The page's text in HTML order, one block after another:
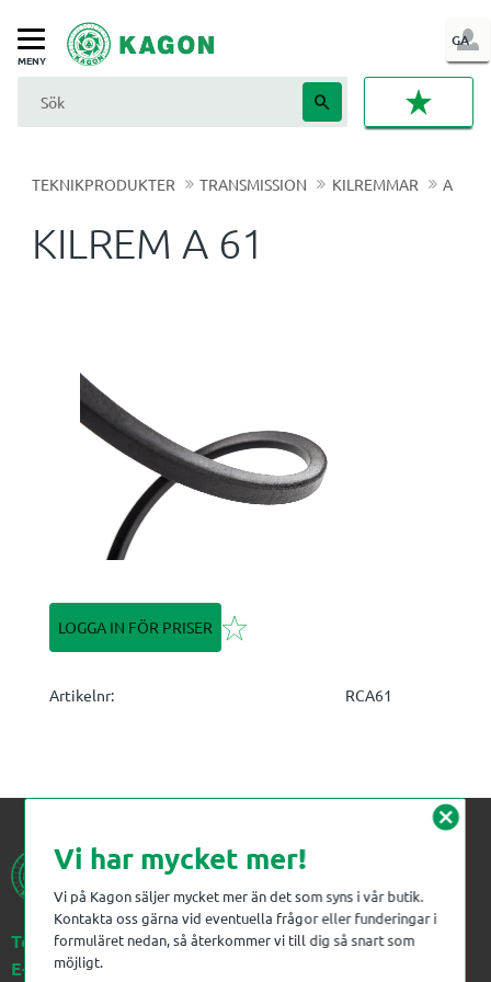
Meny
GA
IN
TEKNIKPRODUKTER TRANSMISSION KILREMMAR A
KILREM A 61
LOGGA IN FÖR PRISER Lägg till i favoriter
Artikelnr RCA61
Telefon:023-383 18 00
E-post:kagon@kagon.se
cancel
Vi har mycket mer!
Vi på Kagon säljer mycket mer än det som syns i vår butik.
Kontakta oss gärna vid eventuella frågor eller funderingar i
formuläret nedan, så återkommer vi till dig så snart som
möjligt.